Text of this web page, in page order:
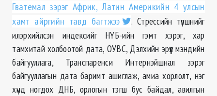
Гватемал зэрэг Африк, Латин Америкийн 4 улсын
хамт айргийн тавд багтжээ
. Стрессийн түвшнийг
илэрхийлсэн индексийг НҮБ-ийн гэмт хэрэг, хар
тамхитай холбоотой дата, ОУВС, Дэлхийн эрүүл мэндийн
байгууллага, Транспаренси Интернэйшнал зэрэг
байгууллагын дата баримт ашиглаж, амиа хорлолт, нэг
хүнд ногдох ДНБ, орлогын тэгш бус байдал, авилгын